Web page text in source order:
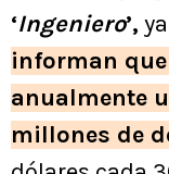
‘Ingeniero’,
informan
anualmente
millones de